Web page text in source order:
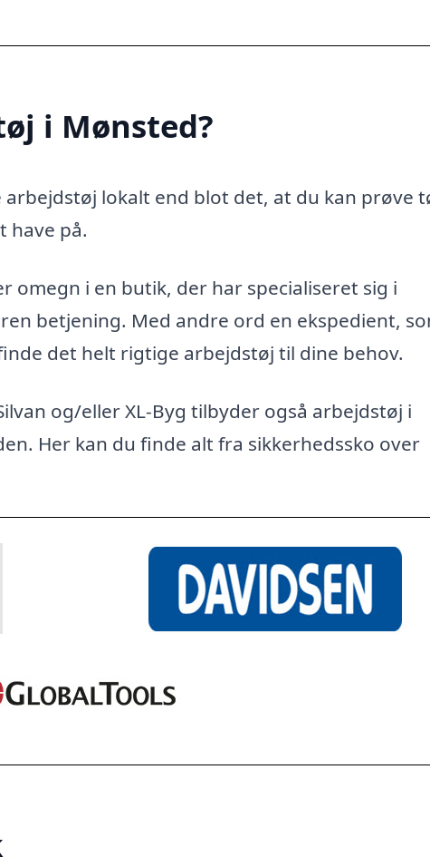
i Mønsted?
lokalt end blot det, at du kan prøve
have på.
omegn i en butik, der har specialiseret sig i
betjening. Med andre ord en ekspedient,
det helt rigtige arbejdstøj til dine behov.
og/eller XL-Byg tilbyder også arbejdstøj i
Her kan du finde alt fra sikkerhedssko over